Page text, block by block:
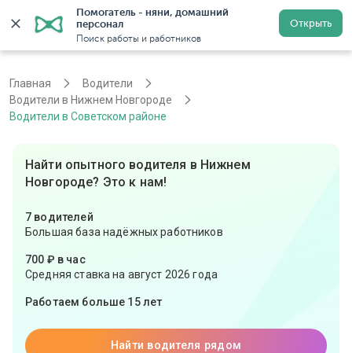
Помогатель - няни, домашний
персонал
Поиск работы и работников
Открыть
Нижний Новгород Регистрация
Главная
Водители
Водители в Нижнем Новгороде
Водители в Советском районе
Найти опытного водителя в Нижнем
Новгороде? Это к нам!
7 водителей
Большая база надёжных работников
700 ₽ в час
Средняя ставка на август 2026 года
Работаем больше 15 лет
Найти водителя рядом